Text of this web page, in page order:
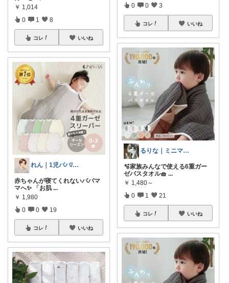
￥ 1,014
0 1 8
コレ いいね
れん｜1児パパ/育児中👶
赤ちゃんが寝てくれないパパマ
マへ✨ 「お肌 ...
￥ 1,980
0 0 19
コレ いいね
0 0 3
コレ いいね
るりな｜ミニマルに暮らしたいワーママ🌱
🫧家族みんなで使える6重ガー
ゼバスタオル🧺 ...
￥ 1,480～
0 1 21
コレ いいね